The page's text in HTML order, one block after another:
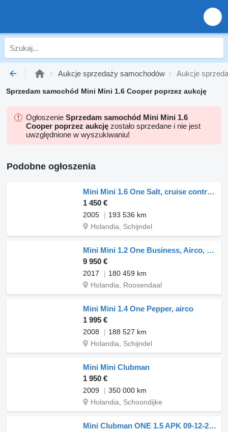
Aukcje sprzedaży samochodów Aukcje
Sprzedam samochód Mini Mini 1.6 Cooper poprzez aukcję
Ogłoszenie Sprzedam samochód Mini Mini 1.6
Cooper poprzez aukcję zostało sprzedane i nie jest
uwzględnione w wyszukiwaniu!
Podobne ogłoszenia
Mini Mini 1.6 One Salt, cruise control, airco
1 450 €
2005
193 536 km
Holandia, Schijndel
Mini Mini 1.2 One Business, Airco, Multimedia, Automaat!
9 950 €
2017
180 459 km
Holandia, Roosendaal
Mini Mini 1.4 One Pepper, airco
1 995 €
2008
188 527 km
Holandia, Schijndel
Mini Mini Clubman
1 950 €
2009
350 000 km
Holandia, Schoondijke
Mini Clubman ONE 1.5 APK 09-12-2027